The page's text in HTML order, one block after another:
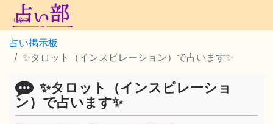
占い掲示板
✨タロット（インスピレーション）で占います✨
✨タロット（インスピレーショ
ン）で占います✨